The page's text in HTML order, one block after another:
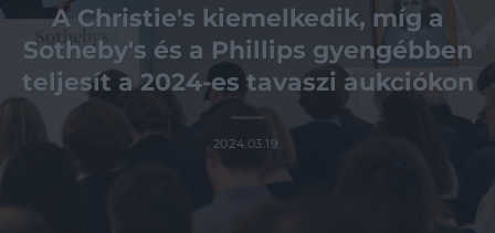
A Christie's kiemelkedik, míg a
Sotheby's és a Phillips gyengébben
teljesít a 2024-es tavaszi aukciókon
2024.03.19.